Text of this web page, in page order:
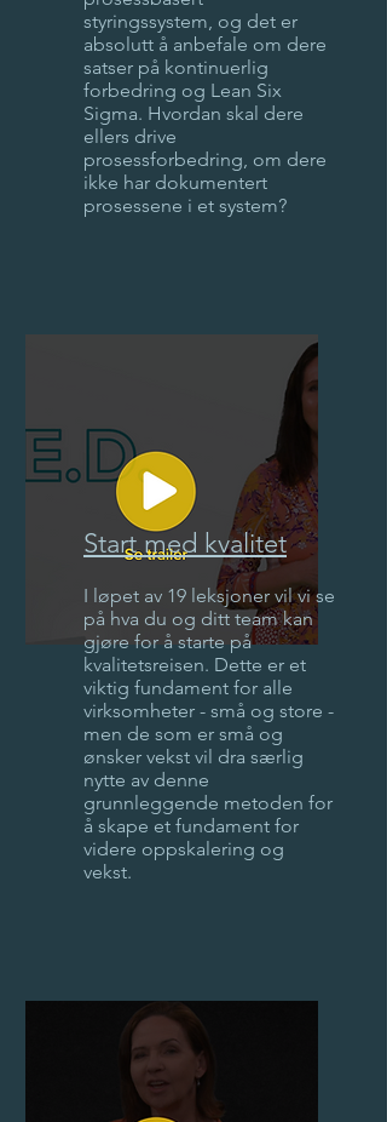
styringssystem, og det er
absolutt å anbefale om dere
satser på kontinuerlig
forbedring og Lean Six
Sigma. Hvordan skal dere
ellers drive
prosessforbedring, om dere
ikke har dokumentert
prosessene i et system?
Start med kvalitet
I løpet av 19 leksjoner vil vi se
på hva du og ditt team kan
gjøre for å starte på
kvalitetsreisen. Dette er et
viktig fundament for alle
virksomheter - små og store -
men de som er små og
ønsker vekst vil dra særlig
nytte av denne
grunnleggende metoden for
å skape et fundament for
videre oppskalering og
vekst.